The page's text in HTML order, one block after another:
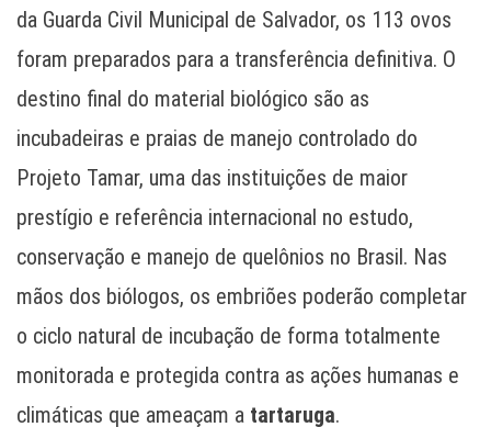
da Guarda Civil Municipal de Salvador, os 113 ovos
foram preparados para a transferência definitiva. O
destino final do material biológico são as
incubadeiras e praias de manejo controlado do
Projeto Tamar, uma das instituições de maior
prestígio e referência internacional no estudo,
conservação e manejo de quelônios no Brasil. Nas
mãos dos biólogos, os embriões poderão completar
o ciclo natural de incubação de forma totalmente
monitorada e protegida contra as ações humanas e
climáticas que ameaçam a tartaruga.